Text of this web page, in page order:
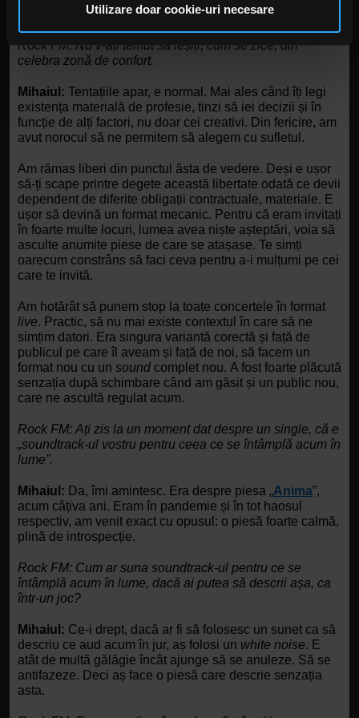
pot combina cu alte informații oferite de dvs. sau culese
continuați să utilizați website-ul nostru, sunteți de acord
cu utilizarea modulelor noastre cookie.
Utilizare doar cookie-uri necesare
Rock FM: Nu v-ați temut să ieșiți, cum se zice, din
celebra zonă de confort.
Mihaiul: Tentațiile apar, e normal. Mai ales când îți legi
existența materială de profesie, tinzi să iei decizii și în
funcție de alți factori, nu doar cei creativi. Din fericire, am
avut norocul să ne permitem să alegem cu sufletul.
Am rămas liberi din punctul ăsta de vedere. Deși e ușor
să-ți scape printre degete această libertate odată ce devii
dependent de diferite obligații contractuale, materiale. E
ușor să devină un format mecanic. Pentru că eram invitați
în foarte multe locuri, lumea avea niște așteptări, voia să
asculte anumite piese de care se atașase. Te simți
oarecum constrâns să faci ceva pentru a-i mulțumi pe cei
care te invită.
live. Practic, să nu mai existe contextul în care să ne
simțim datori. Era singura variantă corectă și față de
publicul pe care îl aveam și față de noi, să facem un
format nou cu un sound complet nou. A fost foarte plăcută
senzația după schimbare când am găsit și un public nou,
care ne ascultă regulat acum.
Rock FM: Ați zis la un moment dat despre un single, că e
„soundtrack-ul vostru pentru ceea ce se întâmplă acum în
lume”.
Mihaiul: Da, îmi amintesc. Era despre piesa „Anima”,
acum câțiva ani. Eram în pandemie și în tot haosul
respectiv, am venit exact cu opusul: o piesă foarte calmă,
plină de introspecție.
Rock FM: Cum ar suna soundtrack-ul pentru ce se
întâmplă acum în lume, dacă ai putea să descrii așa, ca
într-un joc?
Mihaiul: Ce-i drept, dacă ar fi să folosesc un sunet ca să
descriu ce aud acum în jur, aș folosi un white noise. E
atât de multă gălăgie încât ajunge să se anuleze. Să se
antifazeze. Deci aș face o piesă care descrie senzația
asta.